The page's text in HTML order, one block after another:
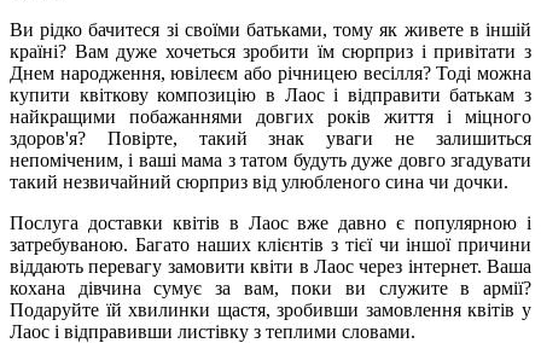
Ви рідко бачитеся зі своїми батьками, тому як живете в іншій
країні? Вам дуже хочеться зробити їм сюрприз і привітати з
Днем народження, ювілеєм або річницею весілля? Тоді можна
купити квіткову композицію в Лаос і відправити батькам з
найкращими побажаннями довгих років життя і міцного
здоров'я? Повірте, такий знак уваги не залишиться
непоміченим, і ваші мама з татом будуть дуже довго згадувати
такий незвичайний сюрприз від улюбленого сина чи дочки.
Послуга доставки квітів в Лаос вже давно є популярною і
затребуваною. Багато наших клієнтів з тієї чи іншої причини
віддають перевагу замовити квіти в Лаос через інтернет. Ваша
кохана дівчина сумує за вам, поки ви служите в армії?
Подаруйте їй хвилинки щастя, зробивши замовлення квітів у
Лаос і відправивши листівку з теплими словами.